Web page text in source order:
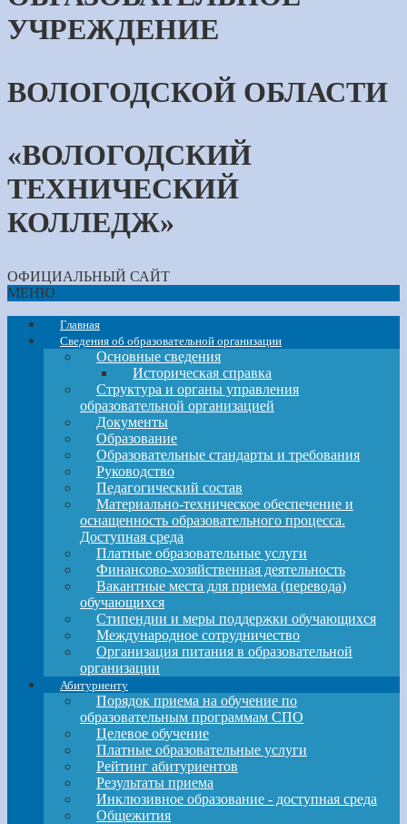
УЧРЕЖДЕНИЕ
ВОЛОГОДСКОЙ ОБЛАСТИ
«ВОЛОГОДСКИЙ
ТЕХНИЧЕСКИЙ
КОЛЛЕДЖ»
ОФИЦИАЛЬНЫЙ САЙТ
МЕНЮ
Главная
Сведения об образовательной организации
Основные сведения
Историческая справка
Структура и органы управления
образовательной организацией
Документы
Образование
Образовательные стандарты и требования
Руководство
Педагогический состав
Материально-техническое обеспечение и
оснащенность образовательного процесса.
Доступная среда
Платные образовательные услуги
Финансово-хозяйственная деятельность
Вакантные места для приема (перевода)
обучающихся
Стипендии и меры поддержки обучающихся
Международное сотрудничество
Организация питания в образовательной
организации
Абитуриенту
Порядок приема на обучение по
образовательным программам СПО
Целевое обучение
Платные образовательные услуги
Рейтинг абитуриентов
Результаты приема
Инклюзивное образование - доступная среда
Общежития